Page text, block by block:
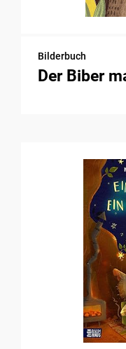
Bilderbuch
Der Biber